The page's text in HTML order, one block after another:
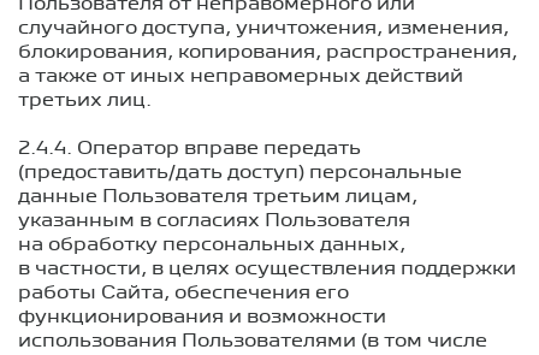
Пользователя от неправомерного или
случайного доступа, уничтожения, изменения,
блокирования, копирования, распространения,
а также от иных неправомерных действий
третьих лиц.
2.4.4. Оператор вправе передать
(предоставить/дать доступ) персональные
данные Пользователя третьим лицам,
указанным в согласиях Пользователя
на обработку персональных данных,
в частности, в целях осуществления поддержки
работы Сайта, обеспечения его
функционирования и возможности
использования Пользователями (в том числе